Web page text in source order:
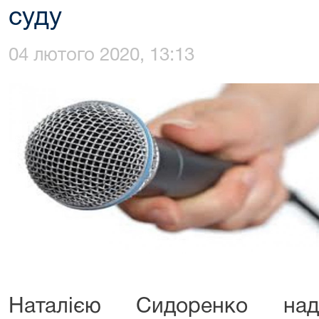
суду
04 лютого 2020, 13:13
Наталією Сидоренко